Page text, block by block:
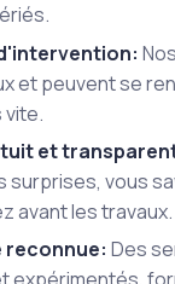
et peuvent se
vite.
et
surprises, vous
avant les travaux.
reconnue: Des